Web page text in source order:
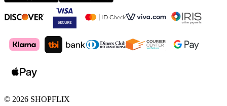
© 2026 SHOPFLIX